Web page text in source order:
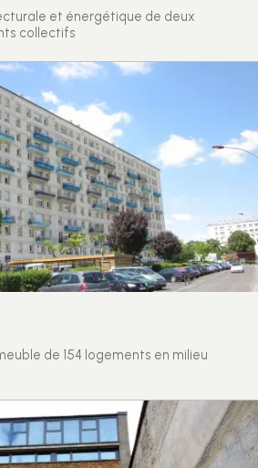
et énergétique de deux
collectifs
de 154 logements en milieu